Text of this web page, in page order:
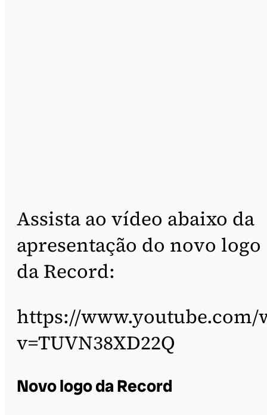
Assista ao vídeo abaixo da
apresentação do novo logo
da Record:
https://www.youtube.com/
v=TUVN38XD22Q
Novo logo da Record